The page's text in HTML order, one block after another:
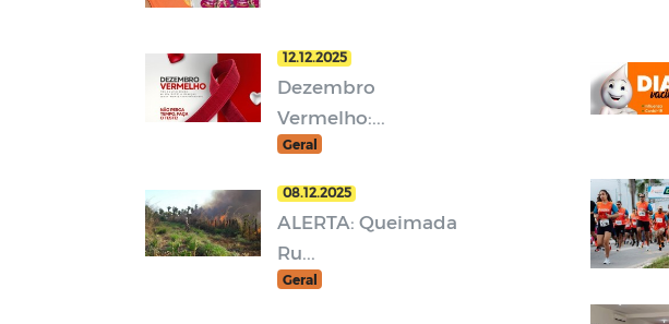
12.12.2025
Dezembro
Vermelho:...
Geral
08.12.2025
ALERTA: Queimada
Ru...
Geral